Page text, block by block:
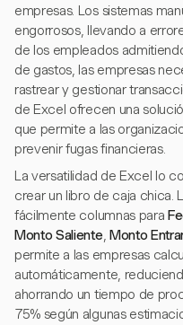
empresas. Los sistemas
engorrosos, llevando a
de los empleados
de gastos, las empresas
rastrear y gestionar
de Excel ofrecen una
que permite a las
prevenir fugas financieras.
La versatilidad de Excel lo
crear un libro de caja chica.
fácilmente columnas para
Monto Saliente, Monto
permite a las empresas
automáticamente,
ahorrando un tiempo de
75% según algunas